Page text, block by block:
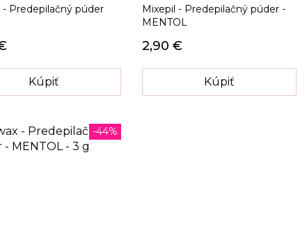
- Predepilačný púder
Kúpiť
Mixepil - Predepilačný púder -
MENTOL
2,90 €
Kúpiť
-44%